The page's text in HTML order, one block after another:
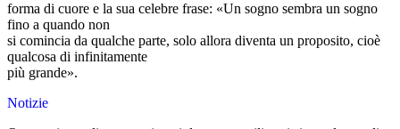
forma di cuore e la sua celebre frase: «Un sogno sembra un sogno
fino a quando non
si comincia da qualche parte, solo allora diventa un proposito, cioè
qualcosa di infinitamente
più grande».
Notizie